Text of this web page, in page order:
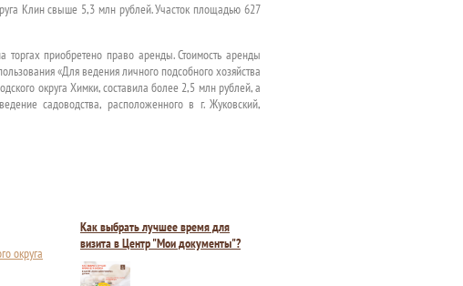
Клин свыше 5,3 млн рублей. Участок площадью 627
приобретено право аренды. Стоимость аренды
«Для ведения личного подсобного хозяйства
округа Химки, составила более 2,5 млн рублей, а
садоводства, расположенного в г. Жуковский,
округа
Как выбрать лучшее время для
визита в Центр "Мои документы"?